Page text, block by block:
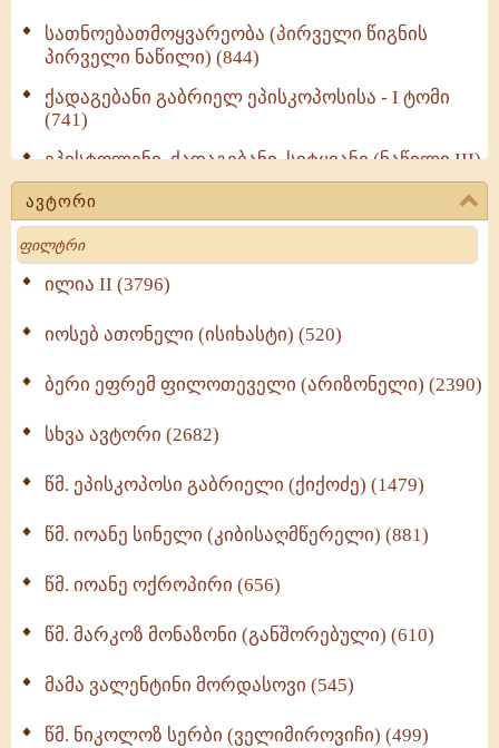
სათნოებათმოყვარეობა (პირველი წიგნის
პირველი ნაწილი) (844)
ქადაგებანი გაბრიელ ეპისკოპოსისა - I ტომი
(741)
ეპისტოლენი, ქადაგებანი, სიტყვანი (ნაწილი III)
(723)
მოძღვრის ძალზე სასარგებლო რჩევები
მრევლისათვის (545)
Wisdomge (514)
ქადაგებანი გაბრიელ ეპისკოპოსისა - II ტომი
სულიერი ცხოვრების სახელმძღვანელო -
ნაწილი II (369)
ავტორი
Search
ილია II (3796)
იოსებ ათონელი (ისიხასტი) (520)
ბერი ეფრემ ფილოთეველი (არიზონელი) (2390)
სხვა ავტორი (2682)
წმ. ეპისკოპოსი გაბრიელი (ქიქოძე) (1479)
წმ. იოანე სინელი (კიბისაღმწერელი) (881)
წმ. იოანე ოქროპირი (656)
წმ. მარკოზ მონაზონი (განშორებული) (610)
მამა ვალენტინი მორდასოვი (545)
წმ. ნიკოლოზ სერბი (ველიმიროვიჩი) (499)